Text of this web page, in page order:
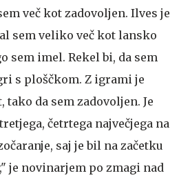
več kot zadovoljen. Ilves je
sem veliko več kot lansko
sem imel. Rekel bi, da sem
s ploščkom. Z igrami je
da sem zadovoljen. Je
četrtega največjega na
saj je bil na začetku
je novinarjem po zmagi nad